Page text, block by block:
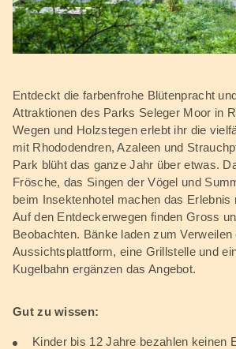
Entdeckt die farbenfrohe Blütenpracht
Attraktionen des Parks Seleger Moor in
Wegen und Holzstegen erlebt ihr die
mit Rhododendren, Azaleen und
Park blüht das ganze Jahr über etwas.
Frösche, das Singen der Vögel und
beim Insektenhotel machen das Erlebnis
Auf den Entdeckerwegen finden Gross
Beobachten. Bänke laden zum Verweilen
Aussichtsplattform, eine Grillstelle und
Kugelbahn ergänzen das Angebot.
Gut zu wissen:
Kinder bis 12 Jahre bezahlen keinen